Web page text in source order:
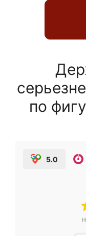
по
5.0